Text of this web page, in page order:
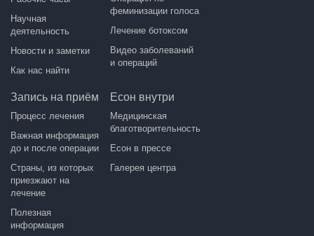
Научная
деятельность
Новости и заметки
Как нас найти
феминизации голоса
Лечение ботоксом
Видео заболеваний
и операций
Запись на приём
Процесс лечения
Важная информация
до и после операции
Страны, из которых
приезжают на
лечение
Полезная
информация
Есон внутри
Медицинская
благотворительность
Есон в прессе
Галерея центра